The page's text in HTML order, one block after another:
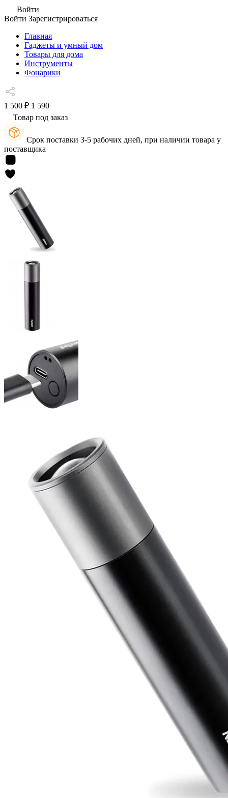
Войти
Войти Зарегистрироваться
Главная
Гаджеты и умный дом
Товары для дома
Инструменты
Фонарики
1 500 ₽ 1 590
Товар под заказ
Срок поставки 3-5 рабочих дней, при наличии товара у
поставщика